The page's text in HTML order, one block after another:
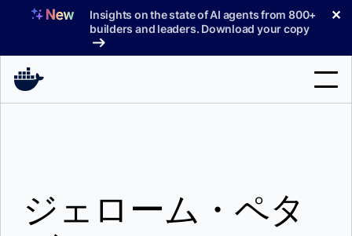
へ
Insights on the state of AI agents from 800+
builders and leaders. Download your copy
✕
料金プラン
ジェローム・ペタ